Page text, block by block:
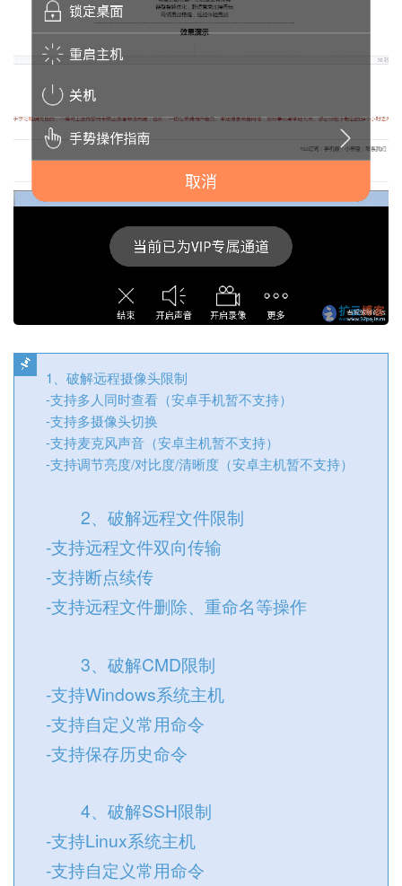
1、破解远程摄像头限制
-支持多人同时查看（安卓手机暂不支持）
-支持多摄像头切换
-支持麦克风声音（安卓主机暂不支持）
-支持调节亮度/对比度/清晰度（安卓主机暂不支持）
2、破解远程文件限制
-支持远程文件双向传输
-支持断点续传
-支持远程文件删除、重命名等操作
3、破解CMD限制
-支持Windows系统主机
-支持自定义常用命令
-支持保存历史命令
4、破解SSH限制
-支持Linux系统主机
-支持自定义常用命令